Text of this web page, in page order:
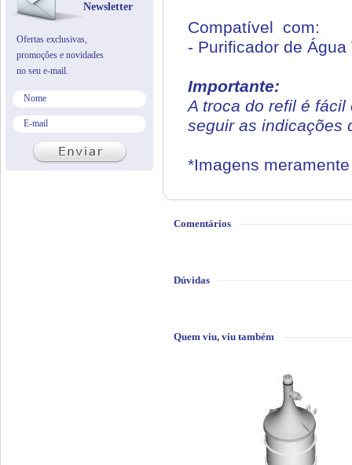
Compatível com:
- Purificador de Água
Importante:
A troca do refil é
seguir as indicações
*Imagens
Comentários
Dúvidas
Quem viu, viu também
Newsletter
Ofertas exclusivas,
promoções e novidades
no seu e-mail.